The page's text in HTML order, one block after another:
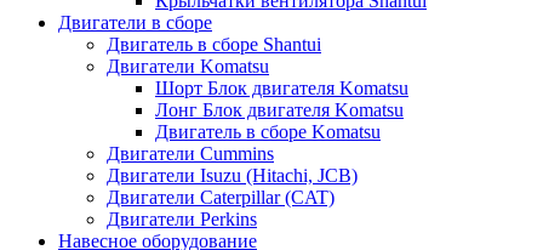
Двигатели в сборе
Двигатель в сборе Shantui
Двигатели Komatsu
Шорт Блок двигателя Komatsu
Лонг Блок двигателя Komatsu
Двигатель в сборе Komatsu
Двигатели Cummins
Двигатели Isuzu (Hitachi, JCB)
Двигатели Caterpillar (CAT)
Двигатели Perkins
Навесное оборудование